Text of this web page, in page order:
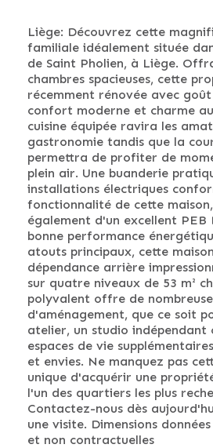
Liège: Découvrez cette
familiale idéalement située
de Saint Pholien, à Liège.
chambres spacieuses, cette
récemment rénovée avec
confort moderne et charme
cuisine équipée ravira les
gastronomie tandis que la
permettra de profiter de
plein air. Une buanderie
installations électriques
fonctionnalité de cette
également d'un excellent PEB
bonne performance
atouts principaux, cette
dépendance arrière
sur quatre niveaux de 53 m²
polyvalent offre de
d'aménagement, que ce soit
atelier, un studio indépendant
espaces de vie
et envies. Ne manquez pas
unique d'acquérir une
l'un des quartiers les plus
Contactez-nous dès
une visite. Dimensions
et non contractuelles